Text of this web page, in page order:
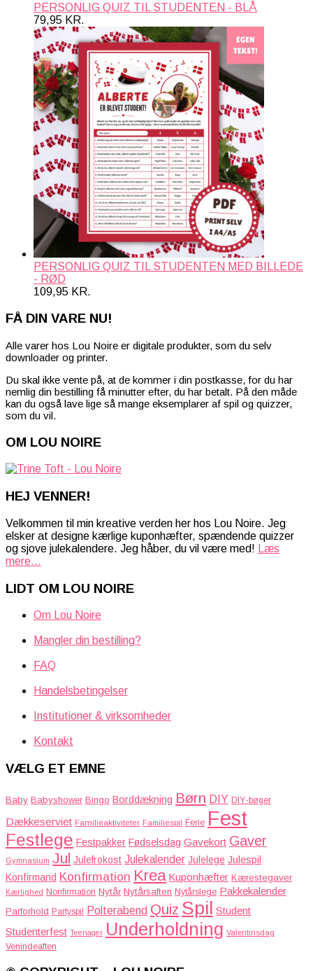
PERSONLIG QUIZ TIL STUDENTEN - BLÅ
79,95 KR.
PERSONLIG QUIZ TIL STUDENTEN MED BILLEDE
- RØD
109,95 KR.
FÅ DIN VARE NU!
Alle varer hos Lou Noire er digitale produkter, som du selv
downloader og printer.
Du skal ikke vente på, at de kommer i din postkasse, for du har
nemlig din bestilling få minutter efter, du har betalt. På den måde
kan du også lave lige så mange eksemplarer af spil og quizzer,
som du vil.
OM LOU NOIRE
HEJ VENNER!
Velkommen til min kreative verden her hos Lou Noire. Jeg
elsker at designe kærlige kuponhæfter, spændende quizzer
og sjove julekalendere. Jeg håber, du vil være med!
Læs
mere...
LIDT OM LOU NOIRE
Om Lou Noire
Mangler din bestilling?
FAQ
Handelsbetingelser
Institutioner & virksomheder
Kontakt
VÆLG ET EMNE
Baby Babyshower Bingo Borddækning Børn DIY DIY-bøger
Dækkeserviet Familieaktiviteter Familiespil Ferie Fest
Festlege Festpakker Fødselsdag Gavekort Gaver
Gymnasium Jul Julefrokost Julekalender Julelege Julespil
Konfirmand Konfirmation Krea Kuponhæfter Kærestegaver
Kærlighed Nonfirmation Nytår Nytårsaften Nytårslege Pakkekalender
Parforhold Partyspil Polterabend Quiz Spil Student
Studenterfest Teenager Underholdning Valentinsdag
Venindeaften